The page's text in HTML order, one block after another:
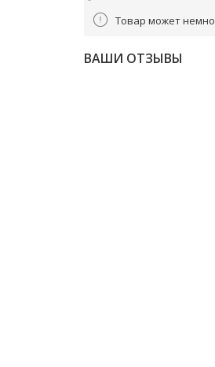
Товар может
ВАШИ ОТЗЫВЫ